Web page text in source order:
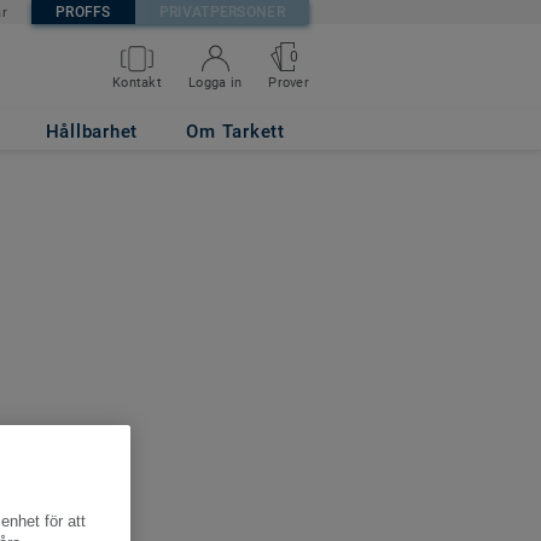
PROFFS PRIVATPERSONER
Kontakt Logga in
0
Prover
Hållbarhet Om Tarkett
för att